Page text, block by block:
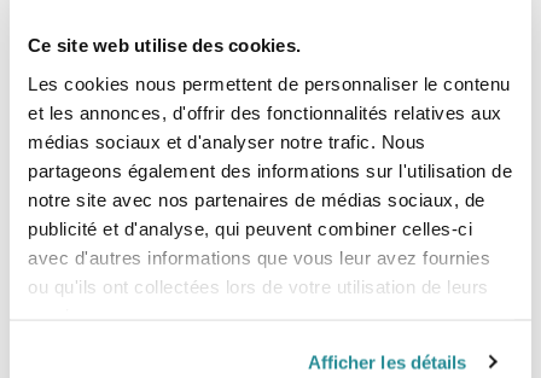
Ce site web utilise des cookies.
Les cookies nous permettent de personnaliser le contenu
et les annonces, d'offrir des fonctionnalités relatives aux
médias sociaux et d'analyser notre trafic. Nous
partageons également des informations sur l'utilisation de
notre site avec nos partenaires de médias sociaux, de
publicité et d'analyse, qui peuvent combiner celles-ci
avec d'autres informations que vous leur avez fournies
ou qu'ils ont collectées lors de votre utilisation de leurs
Afficher les détails
Epuisé
Planche Wakeboard Hyperlite
649,99 € 519,99 €
Epuisé
Planche Wakeboard Hyperlite
649,99 €